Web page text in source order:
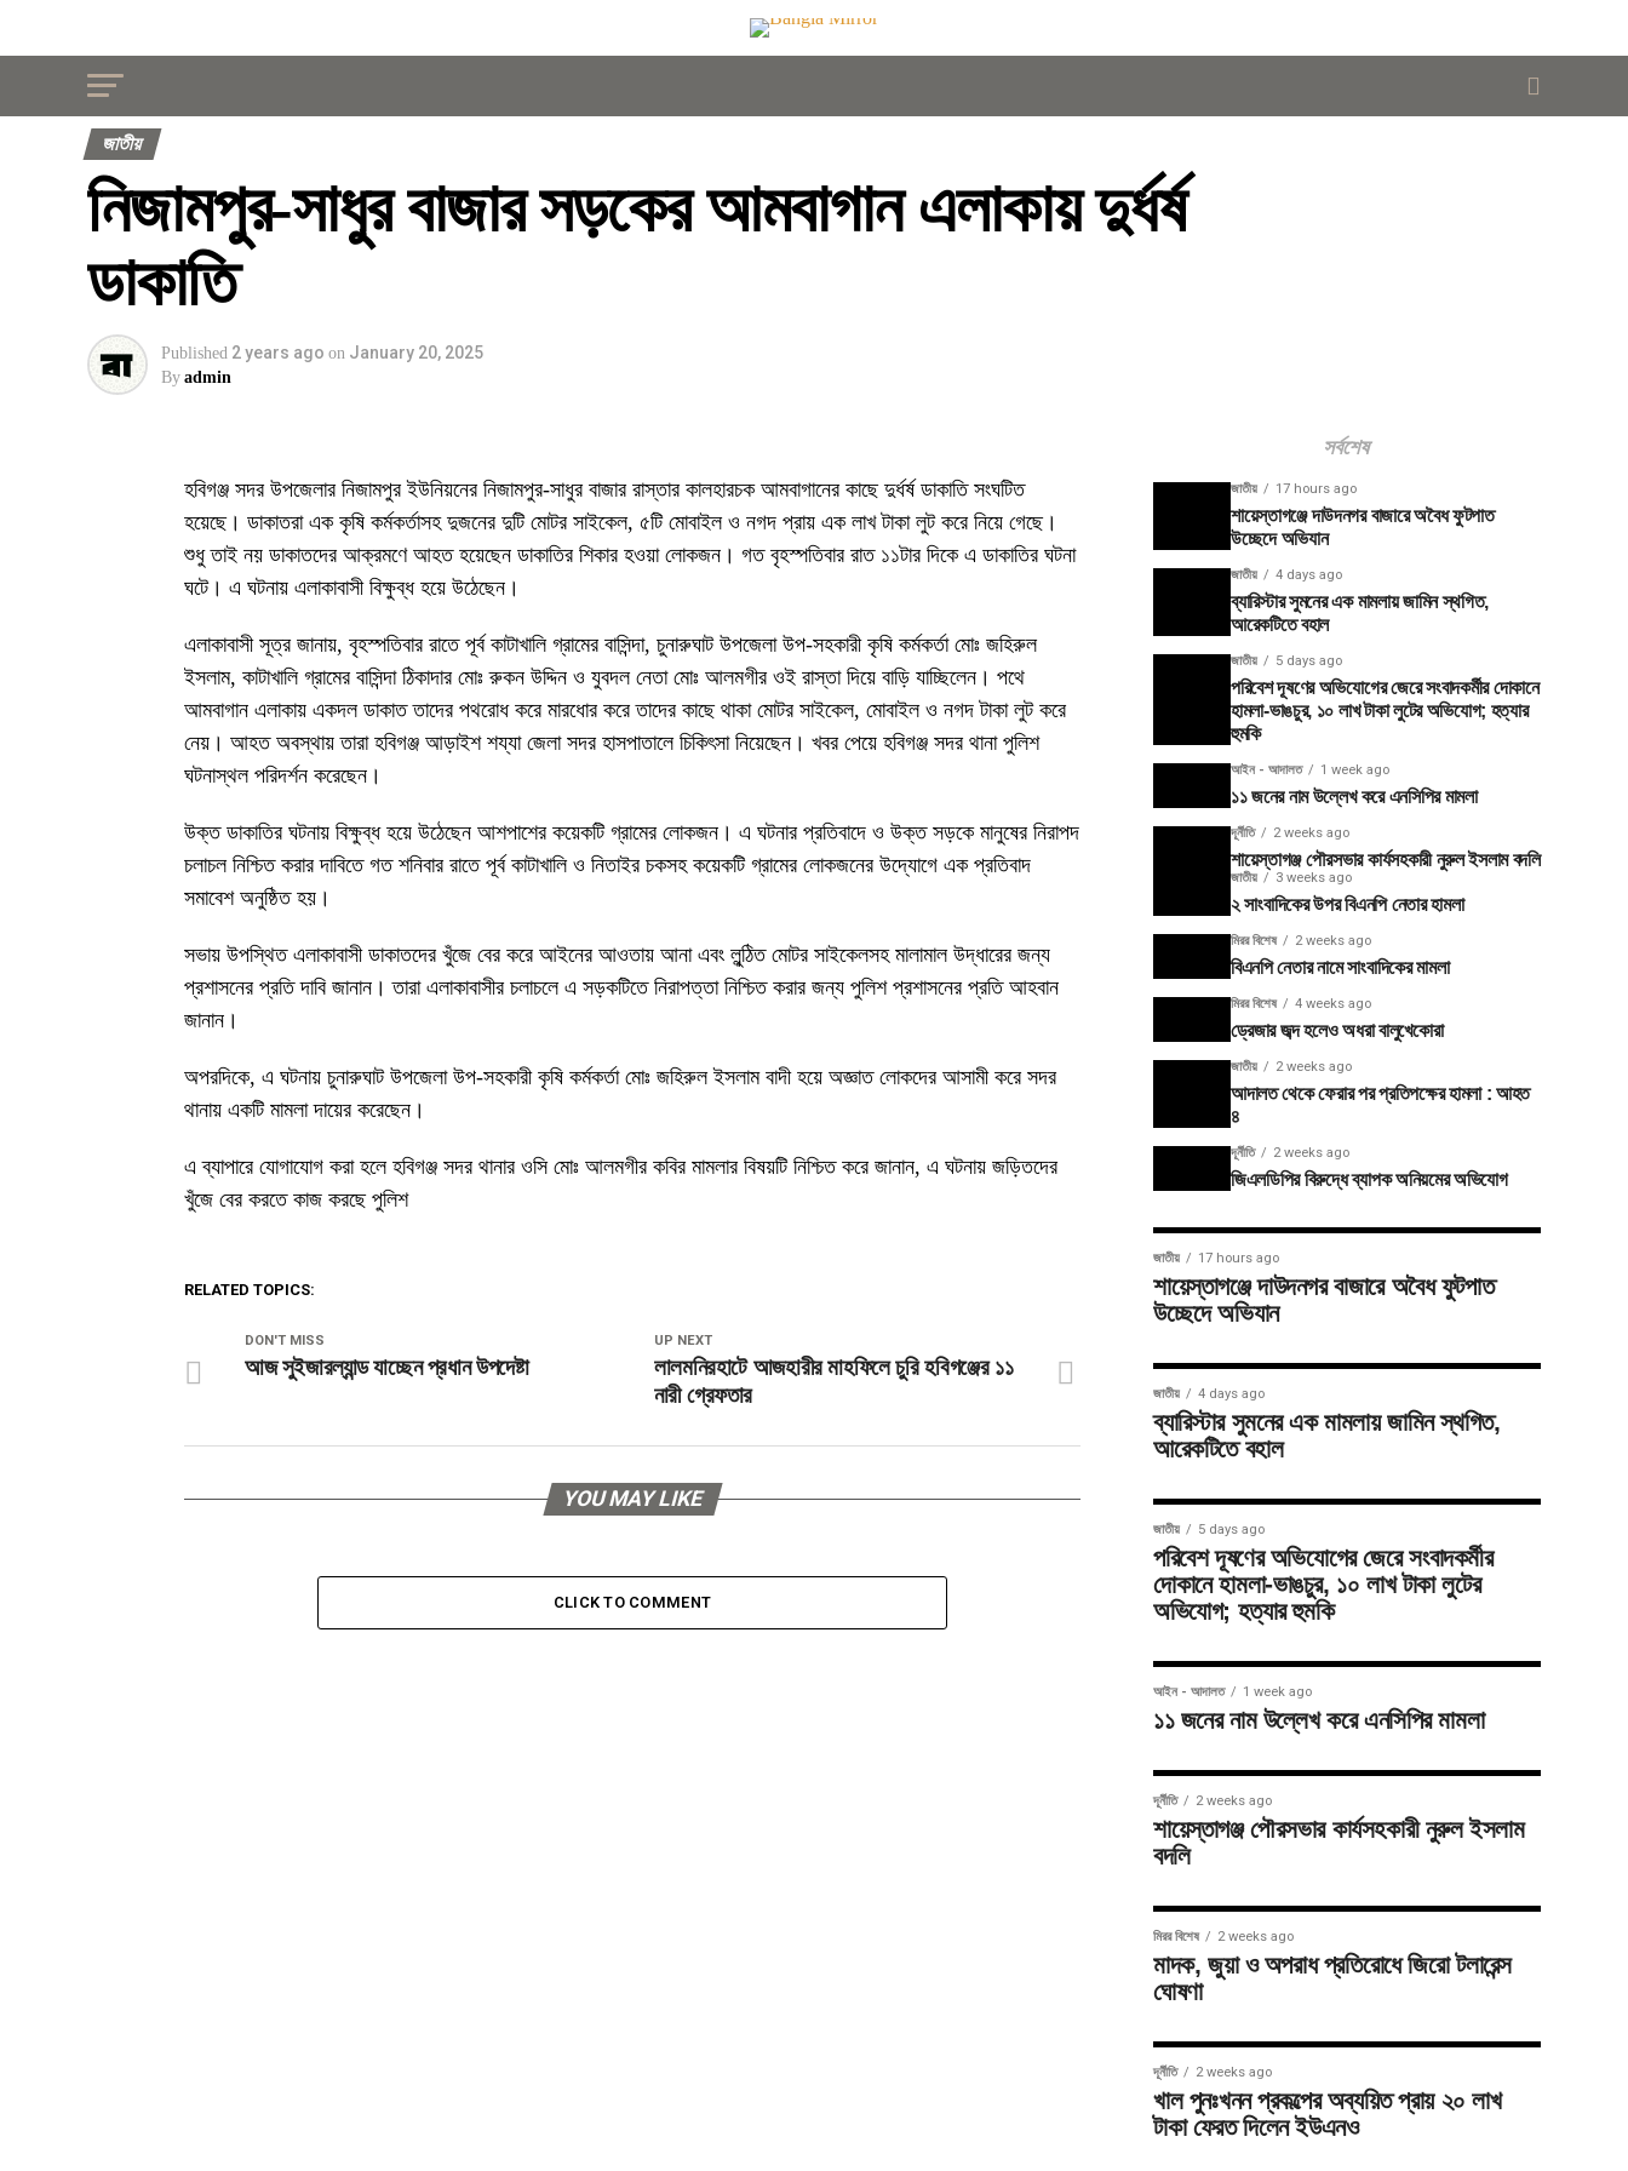
জাতীয়
নিজামপুর-সাধুর বাজার সড়কের আমবাগান এলাকায় দুর্ধর্ষ
ডাকাতি
Published 2 years ago on January 20, 2025
By admin
হবিগঞ্জ সদর উপজেলার নিজামপুর ইউনিয়নের নিজামপুর-সাধুর বাজার রাস্তার কালহারচক আমবাগানের কাছে দুর্ধর্ষ ডাকাতি সংঘটিত
হয়েছে। ডাকাতরা এক কৃষি কর্মকর্তাসহ দুজনের দুটি মোটর সাইকেল, ৫টি মোবাইল ও নগদ প্রায় এক লাখ টাকা লুট করে নিয়ে গেছে।
শুধু তাই নয় ডাকাতদের আক্রমণে আহত হয়েছেন ডাকাতির শিকার হওয়া লোকজন। গত বৃহস্পতিবার রাত ১১টার দিকে এ ডাকাতির ঘটনা
ঘটে। এ ঘটনায় এলাকাবাসী বিক্ষুব্ধ হয়ে উঠেছেন।
এলাকাবাসী সূত্র জানায়, বৃহস্পতিবার রাতে পূর্ব কাটাখালি গ্রামের বাসিন্দা, চুনারুঘাট উপজেলা উপ-সহকারী কৃষি কর্মকর্তা মোঃ জহিরুল
ইসলাম, কাটাখালি গ্রামের বাসিন্দা ঠিকাদার মোঃ রুকন উদ্দিন ও যুবদল নেতা মোঃ আলমগীর ওই রাস্তা দিয়ে বাড়ি যাচ্ছিলেন। পথে
আমবাগান এলাকায় একদল ডাকাত তাদের পথরোধ করে মারধোর করে তাদের কাছে থাকা মোটর সাইকেল, মোবাইল ও নগদ টাকা লুট করে
নেয়। আহত অবস্থায় তারা হবিগঞ্জ আড়াইশ শয্যা জেলা সদর হাসপাতালে চিকিৎসা নিয়েছেন। খবর পেয়ে হবিগঞ্জ সদর থানা পুলিশ
ঘটনাস্থল পরিদর্শন করেছেন।
উক্ত ডাকাতির ঘটনায় বিক্ষুব্ধ হয়ে উঠেছেন আশপাশের কয়েকটি গ্রামের লোকজন। এ ঘটনার প্রতিবাদে ও উক্ত সড়কে মানুষের নিরাপদ
চলাচল নিশ্চিত করার দাবিতে গত শনিবার রাতে পূর্ব কাটাখালি ও নিতাইর চকসহ কয়েকটি গ্রামের লোকজনের উদ্যোগে এক প্রতিবাদ
সমাবেশ অনুষ্ঠিত হয়।
সভায় উপস্থিত এলাকাবাসী ডাকাতদের খুঁজে বের করে আইনের আওতায় আনা এবং লুন্ঠিত মোটর সাইকেলসহ মালামাল উদ্ধারের জন্য
প্রশাসনের প্রতি দাবি জানান। তারা এলাকাবাসীর চলাচলে এ সড়কটিতে নিরাপত্তা নিশ্চিত করার জন্য পুলিশ প্রশাসনের প্রতি আহবান
জানান।
অপরদিকে, এ ঘটনায় চুনারুঘাট উপজেলা উপ-সহকারী কৃষি কর্মকর্তা মোঃ জহিরুল ইসলাম বাদী হয়ে অজ্ঞাত লোকদের আসামী করে সদর
থানায় একটি মামলা দায়ের করেছেন।
এ ব্যাপারে যোগাযোগ করা হলে হবিগঞ্জ সদর থানার ওসি মোঃ আলমগীর কবির মামলার বিষয়টি নিশ্চিত করে জানান, এ ঘটনায় জড়িতদের
খুঁজে বের করতে কাজ করছে পুলিশ
RELATED TOPICS:
UP NEXT
লালমনিরহাটে আজহারীর মাহফিলে চুরি হবিগঞ্জের ১১
নারী গ্রেফতার
DON'T MISS
আজ সুইজারল্যান্ড যাচ্ছেন প্রধান উপদেষ্টা
YOU MAY LIKE
CLICK TO COMMENT
সর্বশেষ
জাতীয় 17 hours ago
শায়েস্তাগঞ্জে দাউদনগর বাজারে অবৈধ ফুটপাত
উচ্ছেদে অভিযান
জাতীয় 4 days ago
ব্যারিস্টার সুমনের এক মামলায় জামিন স্থগিত,
আরেকটিতে বহাল
জাতীয় 5 days ago
পরিবেশ দূষণের অভিযোগের জেরে সংবাদকর্মীর দোকানে
হামলা-ভাঙচুর, ১০ লাখ টাকা লুটের অভিযোগ; হত্যার
হুমকি
আইন - আদালত 1 week ago
১১ জনের নাম উল্লেখ করে এনসিপির মামলা
দূর্নীতি 2 weeks ago
শায়েস্তাগঞ্জ পৌরসভার কার্যসহকারী নুরুল ইসলাম বদলি
জাতীয় 3 weeks ago
২ সাংবাদিকের উপর বিএনপি নেতার হামলা
মিরর বিশেষ 2 weeks ago
বিএনপি নেতার নামে সাংবাদিকের মামলা
মিরর বিশেষ 4 weeks ago
ড্রেজার জব্দ হলেও অধরা বালুখেকোরা
জাতীয় 2 weeks ago
আদালত থেকে ফেরার পর প্রতিপক্ষের হামলা : আহত
৪
দূর্নীতি 2 weeks ago
জিএলডিপির বিরুদ্ধে ব্যাপক অনিয়মের অভিযোগ
জাতীয় 17 hours ago
শায়েস্তাগঞ্জে দাউদনগর বাজারে অবৈধ ফুটপাত
উচ্ছেদে অভিযান
জাতীয় 4 days ago
ব্যারিস্টার সুমনের এক মামলায় জামিন স্থগিত,
আরেকটিতে বহাল
জাতীয় 5 days ago
পরিবেশ দূষণের অভিযোগের জেরে সংবাদকর্মীর
দোকানে হামলা-ভাঙচুর, ১০ লাখ টাকা লুটের
অভিযোগ; হত্যার হুমকি
আইন - আদালত 1 week ago
১১ জনের নাম উল্লেখ করে এনসিপির মামলা
দূর্নীতি 2 weeks ago
শায়েস্তাগঞ্জ পৌরসভার কার্যসহকারী নুরুল ইসলাম
বদলি
মিরর বিশেষ 2 weeks ago
মাদক, জুয়া ও অপরাধ প্রতিরোধে জিরো টলারেন্স
ঘোষণা
দূর্নীতি 2 weeks ago
খাল পুনঃখনন প্রকল্পের অব্যয়িত প্রায় ২০ লাখ
টাকা ফেরত দিলেন ইউএনও